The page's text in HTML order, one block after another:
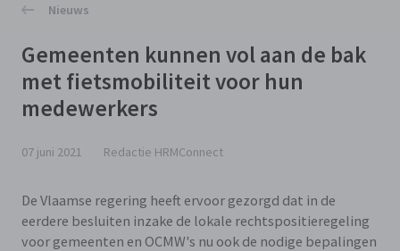
Nieuws
Gemeenten kunnen vol aan de bak
met fietsmobiliteit voor hun
medewerkers
07 juni 2021 Redactie HRMConnect
De Vlaamse regering heeft ervoor gezorgd dat in de
eerdere besluiten inzake de lokale rechtspositieregeling
voor gemeenten en OCMW's nu ook de nodige bepalingen